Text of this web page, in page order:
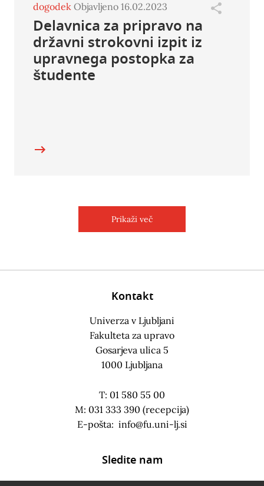
dogodek Objavljeno 16.02.2023
Delavnica za pripravo na
državni strokovni izpit iz
upravnega postopka za
študente
Prikaži več
Kontakt
Univerza v Ljubljani
Fakulteta za upravo
Gosarjeva ulica 5
1000 Ljubljana
T: 01 580 55 00
M: 031 333 390 (recepcija)
E-pošta: info@fu.uni-lj.si
Sledite nam